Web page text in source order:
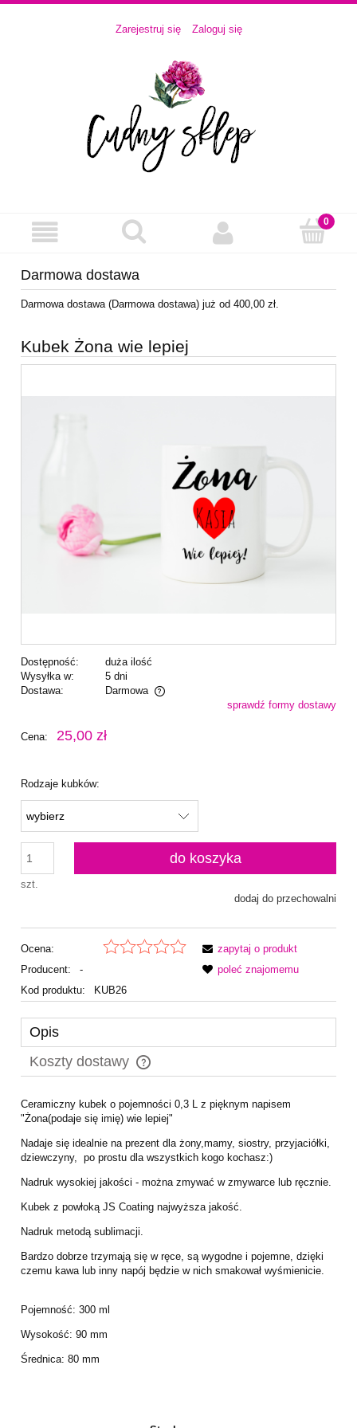
Zarejestruj się Zaloguj się
Darmowa dostawa
Darmowa dostawa (Darmowa dostawa) już od 400,00 zł.
Kubek Żona wie lepiej
Dostępność:
duża ilość
Wysyłka w:
5 dni
Dostawa:
Darmowa
Cena nie zawiera ewentualnych kosztów płatnościsprawdź formy dostawy
Cena: 25,00 zł
Rodzaje kubków:
szt.
do koszyka
dodaj do przechowalni
Ocena:
Producent:
-
Kod produktu:
KUB26
zapytaj o produkt
poleć znajomemu
Opis
Koszty dostawy
Cena nie zawiera ewentualnych kosztów płatności
Ceramiczny kubek o pojemności 0,3 L z pięknym napisem
"Żona(podaje się imię) wie lepiej"
Nadaje się idealnie na prezent dla żony,mamy, siostry, przyjaciółki,
dziewczyny, po prostu dla wszystkich kogo kochasz:)
Nadruk wysokiej jakości - można zmywać w zmywarce lub ręcznie.
Kubek z powłoką JS Coating najwyższa jakość.
Nadruk metodą sublimacji.
Bardzo dobrze trzymają się w ręce, są wygodne i pojemne, dzięki
czemu kawa lub inny napój będzie w nich smakował wyśmienicie.
Pojemność: 300 ml
Wysokość: 90 mm
Średnica: 80 mm